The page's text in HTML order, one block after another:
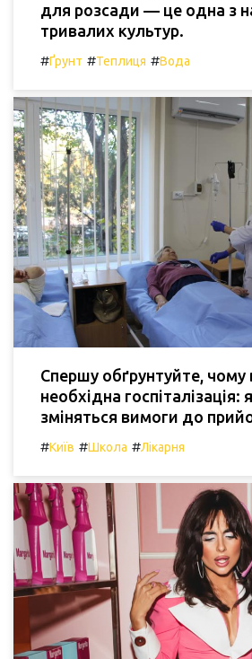
для розсади — це одна з
тривалих культур.
#Ґрунт #Теплиця #Вода
Спершу обґрунтуйте, чому
необхідна
зміняться вимоги до
#Київ #Школа #Лікарня